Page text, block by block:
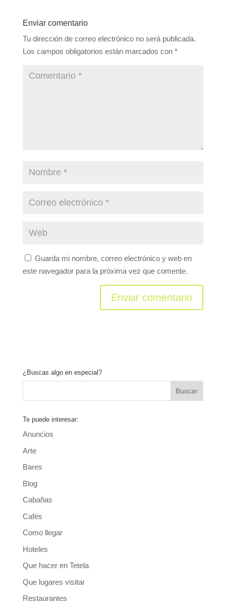
Enviar comentario
Tu dirección de correo electrónico no será publicada.
Los campos obligatorios están marcados con *
Guarda mi nombre, correo electrónico y web en
este navegador para la próxima vez que comente.
¿Buscas algo en especial?
Te puede interesar:
Anuncios
Arte
Bares
Blog
Cabañas
Cafés
Como llegar
Hoteles
Que hacer en Tetela
Que lugares visitar
Restaurantes